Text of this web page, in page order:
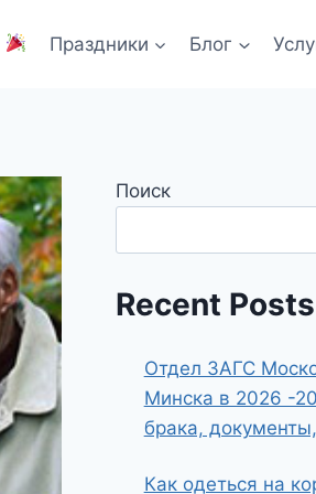
Праздники Блог
Поиск
Recent Posts
Отдел ЗАГС
Минска в 2026 -
брака,
Как одеться на